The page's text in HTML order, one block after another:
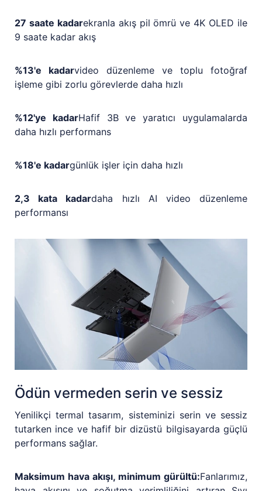
27 saate kadarekranla akış pil ömrü ve 4K OLED ile
9 saate kadar akış
%13'e kadarvideo düzenleme ve toplu fotoğraf
işleme gibi zorlu görevlerde daha hızlı
%12'ye kadarHafif 3B ve yaratıcı uygulamalarda
daha hızlı performans
%18'e kadargünlük işler için daha hızlı
2,3 kata kadardaha hızlı AI video düzenleme
performansı
Ödün vermeden serin ve sessiz
Yenilikçi termal tasarım, sisteminizi serin ve sessiz
tutarken ince ve hafif bir dizüstü bilgisayarda güçlü
performans sağlar.
Maksimum hava akışı, minimum gürültü:Fanlarımız,